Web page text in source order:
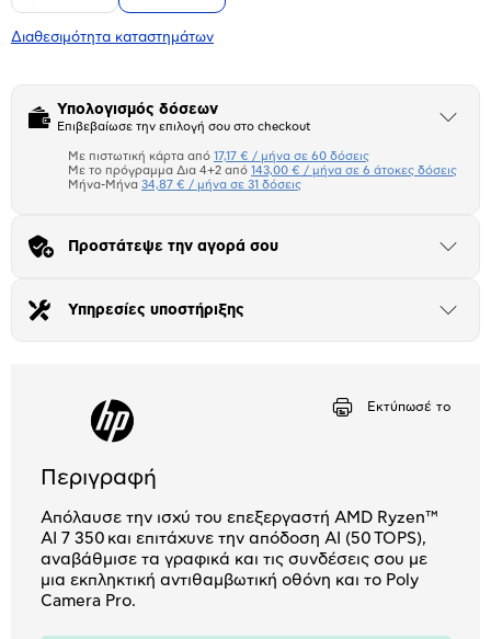
Διαθεσιμότητα καταστημάτων
Υπολογισμός δόσεων
Επιβεβαίωσε την επιλογή σου στο checkout
Άνοιξε
Πιστωτική κάρτα
Μήνα Μήνα
Αριθμός δόσεων
Με πιστωτική κάρτα από 17,17 € / μήνα σε 60 δόσεις
Με το πρόγραμμα Δια 4+2 από 143,00 € / μήνα σε 6 άτοκες δόσεις
Μήνα-Μήνα 34,87 € / μήνα σε 31 δόσεις
Προστάτεψε την αγορά σου
Άνοιξε
Υπηρεσίες υποστήριξης
Άνοιξε
Εκτύπωσέ το
Περιγραφή
Απόλαυσε την ισχύ του επεξεργαστή AMD Ryzen™
AI 7 350 και επιτάχυνε την απόδοση AI (50 TOPS),
αναβάθμισε τα γραφικά και τις συνδέσεις σου με
μια εκπληκτική αντιθαμβωτική οθόνη και το Poly
Camera Pro.